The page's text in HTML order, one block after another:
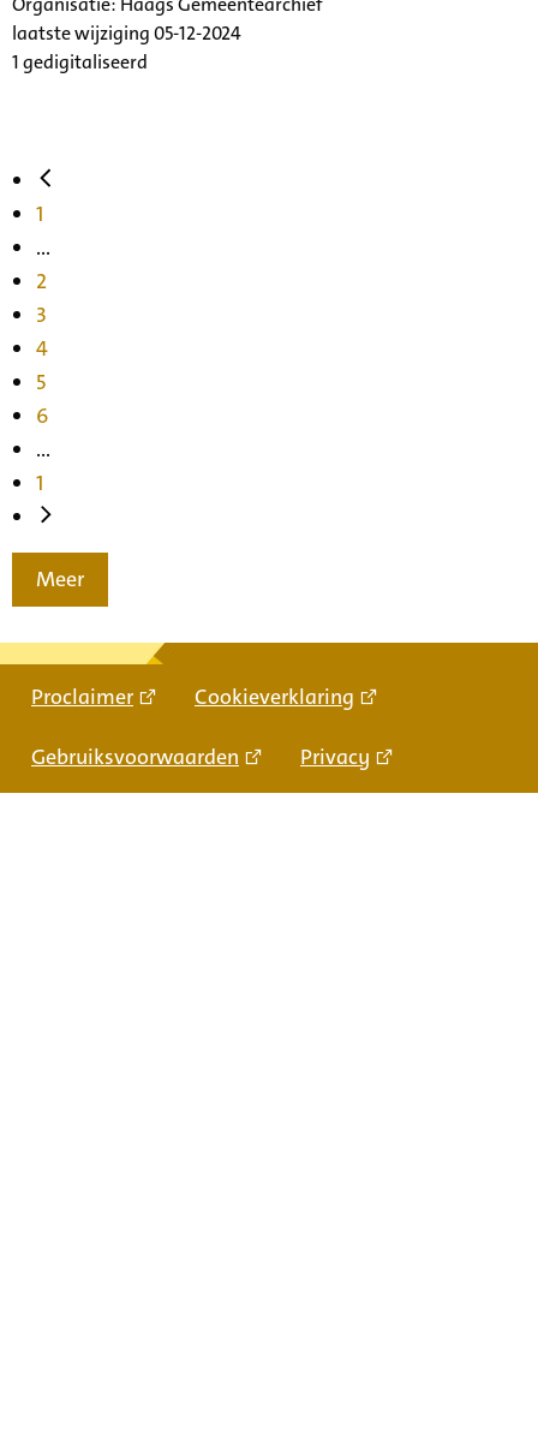
laatste wijziging 05-12-2024
1 gedigitaliseerd
1
...
2
3
4
5
6
...
1
Meer
Proclaimer Cookieverklaring
Gebruiksvoorwaarden Privacy